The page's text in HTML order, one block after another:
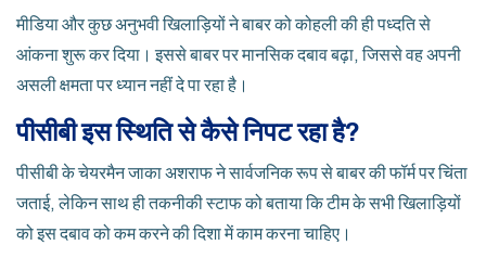
मीडिया और कुछ अनुभवी खिलाड़ियों ने बाबर को कोहली की ही पध्दति से
आंकना शुरू कर दिया। इससे बाबर पर मानसिक दबाव बढ़ा, जिससे वह अपनी
असली क्षमता पर ध्यान नहीं दे पा रहा है।
पीसीबी इस स्थिति से कैसे निपट रहा है?
पीसीबी के चेयरमैन जाका अशराफ ने सार्वजनिक रूप से बाबर की फॉर्म पर चिंता
जताई, लेकिन साथ ही तकनीकी स्टाफ को बताया कि टीम के सभी खिलाड़ियों
को इस दबाव को कम करने की दिशा में काम करना चाहिए।